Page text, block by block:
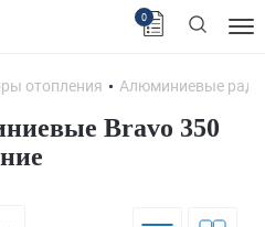
0
отопления Алюминиевые
Bravo 350